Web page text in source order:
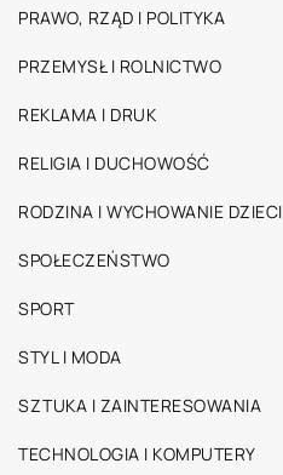
PRAWO, RZĄD I POLITYKA
PRZEMYSŁ I ROLNICTWO
REKLAMA I DRUK
RELIGIA I DUCHOWOŚĆ
RODZINA I WYCHOWANIE DZIECI
SPOŁECZEŃSTWO
SPORT
STYL I MODA
SZTUKA I ZAINTERESOWANIA
TECHNOLOGIA I KOMPUTERY